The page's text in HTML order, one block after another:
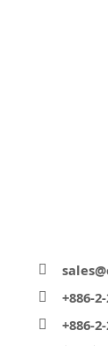
+886-
+886-